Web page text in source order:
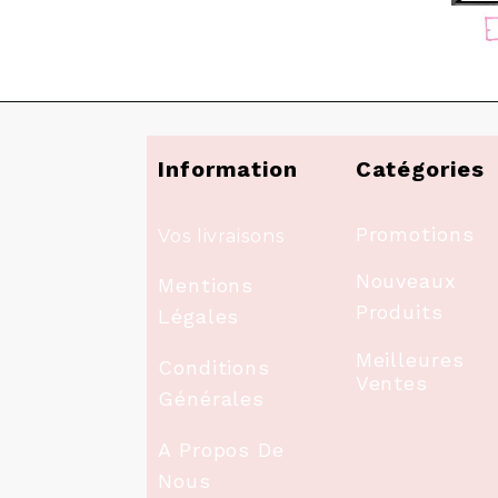
Information
Vos livraisons
Mentions
Légales
Conditions
Générales
A Propos De
Nous
Catégories
Promotions
Nouveaux
Produits
Meilleures
Ventes